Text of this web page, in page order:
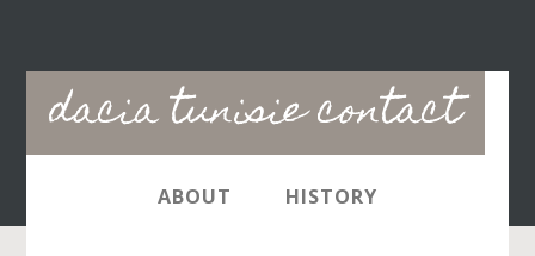
dacia tunisie contact
Main
navigation
ABOUT HISTORY